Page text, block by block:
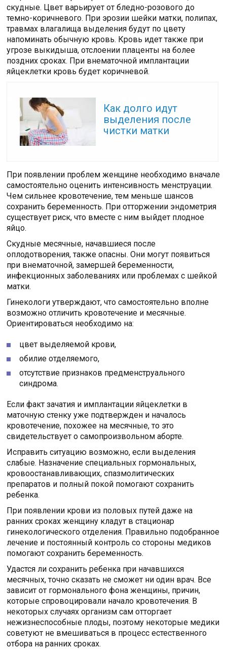
скудные. Цвет варьирует от бледно-розового до
темно-коричневого. При эрозии шейки матки, полипах,
травмах влагалища выделения будут по цвету
напоминать обычную кровь. Кровь идет также при
угрозе выкидыша, отслоении плаценты на более
поздних сроках. При внематочной имплантации
яйцеклетки кровь будет коричневой.
Как долго идут
выделения после
чистки матки
При появлении проблем женщине необходимо вначале
самостоятельно оценить интенсивность менструации.
Чем сильнее кровотечение, тем меньше шансов
сохранить беременность. При отторжении эндометрия
существует риск, что вместе с ним выйдет плодное
яйцо.
Скудные месячные, начавшиеся после
оплодотворения, также опасны. Они могут появиться
при внематочной, замершей беременности,
инфекционных заболеваниях или проблемах с шейкой
матки.
Гинекологи утверждают, что самостоятельно вполне
возможно отличить кровотечение и месячные.
Ориентироваться необходимо на:
цвет выделяемой крови,
обилие отделяемого,
отсутствие признаков предменструального
синдрома.
Если факт зачатия и имплантации яйцеклетки в
маточную стенку уже подтвержден и началось
кровотечение, похожее на месячные, то это
свидетельствует о самопроизвольном аборте.
Исправить ситуацию возможно, если выделения
слабые. Назначение специальных гормональных,
кровоостанавливающих, спазмолитических
препаратов и полный покой помогают сохранить
ребенка.
При появлении крови из половых путей даже на
ранних сроках женщину кладут в стационар
гинекологического отделения. Правильно подобранное
лечение и постоянный контроль со стороны медиков
помогают сохранить беременность.
Удастся ли сохранить ребенка при начавшихся
месячных, точно сказать не сможет ни один врач. Все
зависит от гормонального фона женщины, причин,
которые спровоцировали начало кровотечения. В
некоторых случаях организм сам отторгает
нежизнеспособные плоды, поэтому некоторые медики
советуют не вмешиваться в процесс естественного
отбора на ранних сроках.